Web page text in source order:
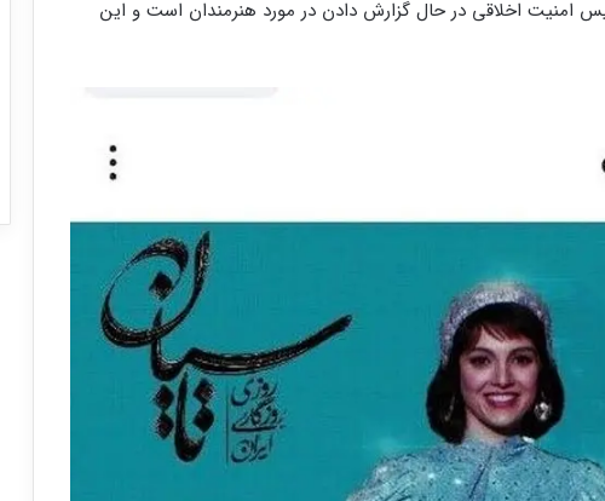
امنیت اخلاقی در حال گزارش دادن در مورد هنرمندان است و این